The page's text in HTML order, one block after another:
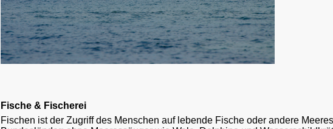
Fische & Fischerei
Fischen ist der Zugriff des Menschen auf lebende Fische oder andere